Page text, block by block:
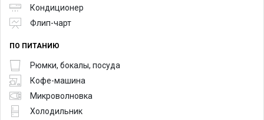
Кондиционер
Флип-чарт
ПО ПИТАНИЮ
Рюмки, бокалы, посуда
Кофе-машина
Микроволновка
Холодильник